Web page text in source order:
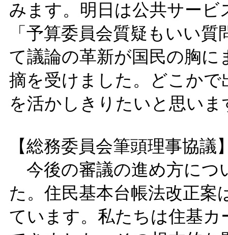
みます。明日は公共サービ
「予算委員会質疑もいい
て議論の革新が国民の胸
摘を受けました。どこか
を活かしきりたいと思いま
【総務委員会筆頭理事協議
今後の審議の進め方につ
た。住民基本台帳法改正案
ています。私たちは住基